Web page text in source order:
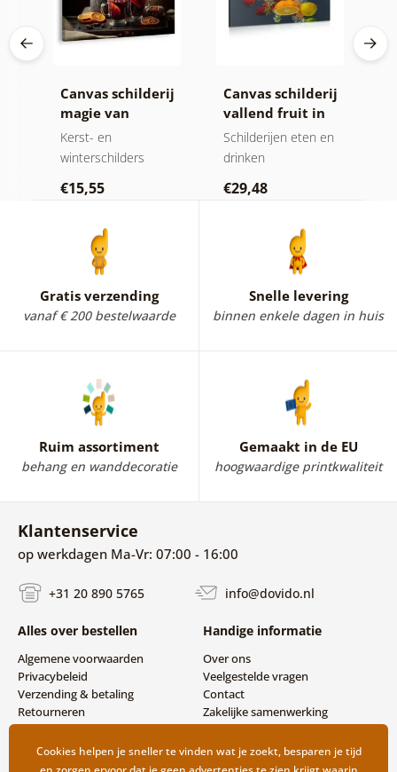
Canvas schilderij
magie van
kerstsmaken
Kerst- en
winterschilders
€15,55
Canvas schilderij
vallend fruit in
water
Schilderijen eten en
drinken
€29,48
Gratis verzending
vanaf € 200 bestelwaarde
Snelle levering
binnen enkele dagen in huis
Ruim assortiment
behang en wanddecoratie
Gemaakt in de EU
hoogwaardige printkwaliteit
Klantenservice
op werkdagen Ma-Vr: 07:00 - 16:00
+31 20 890 5765 info@dovido.nl
Alles over bestellen
Algemene voorwaarden
Privacybeleid
Verzending & betaling
Retourneren
Handige informatie
Over ons
Veelgestelde vragen
Contact
Zakelijke samenwerking
Cookies helpen je sneller te vinden wat je zoekt, besparen je tijd